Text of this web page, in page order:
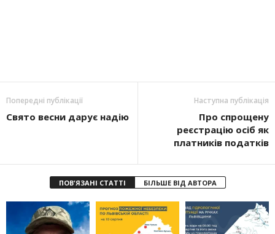
Попередні публікації
Свято весни дарує надію
Наступна публікація
Про спрощену
реєстрацію осіб як
платників податків
ПОВ'ЯЗАНІ СТАТТІ БІЛЬШЕ ВІД АВТОРА